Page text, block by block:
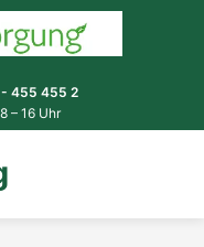
455 455 2
– 16 Uhr